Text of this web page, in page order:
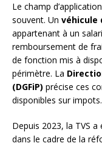
Le champ
souvent. Un véhicule
appartenant à un
remboursement de
de fonction mis à
périmètre. La
(DGFiP) précise ces
disponibles sur
Depuis 2023, la TVS
dans le cadre de la